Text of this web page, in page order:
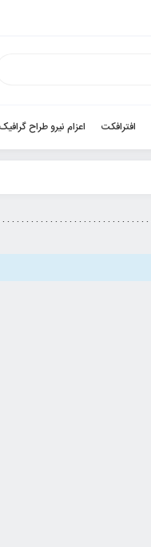
افترافکت اعزام نیرو طراح گرافیک